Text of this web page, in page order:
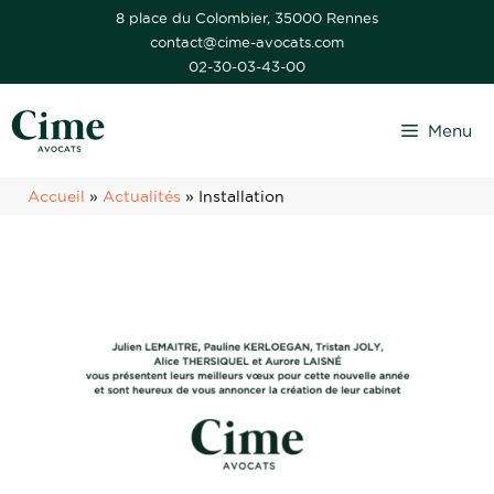
8 place du Colombier, 35000 Rennes
contact@cime-avocats.com
02-30-03-43-00
Menu
Accueil » Actualités » Installation